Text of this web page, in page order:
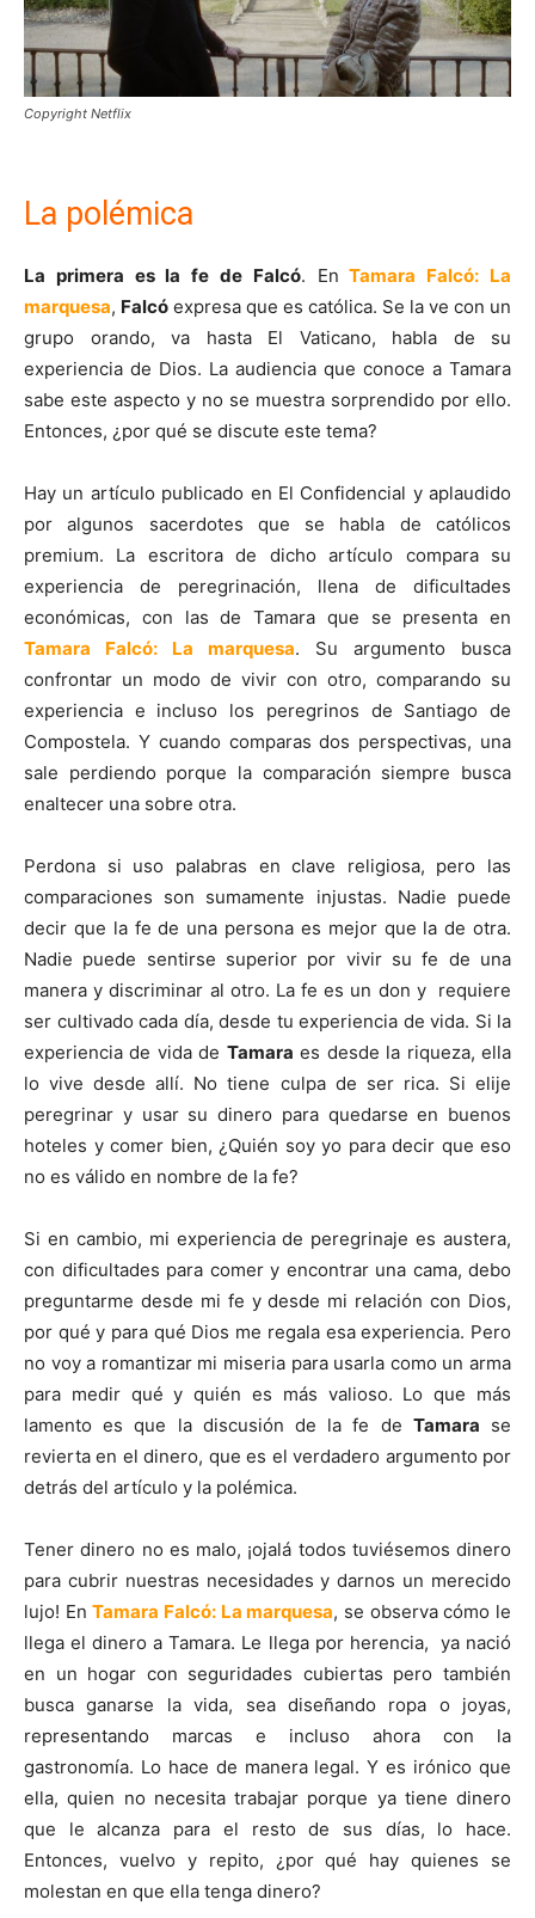
Copyright Netflix
La polémica
La primera es la fe de Falcó. En Tamara Falcó: La
marquesa, Falcó expresa que es católica. Se la ve con un
grupo orando, va hasta El Vaticano, habla de su
experiencia de Dios. La audiencia que conoce a Tamara
sabe este aspecto y no se muestra sorprendido por ello.
Entonces, ¿por qué se discute este tema?
Hay un artículo publicado en El Confidencial y aplaudido
por algunos sacerdotes que se habla de católicos
premium. La escritora de dicho artículo compara su
experiencia de peregrinación, llena de dificultades
económicas, con las de Tamara que se presenta en
Tamara Falcó: La marquesa. Su argumento busca
confrontar un modo de vivir con otro, comparando su
experiencia e incluso los peregrinos de Santiago de
Compostela. Y cuando comparas dos perspectivas, una
sale perdiendo porque la comparación siempre busca
enaltecer una sobre otra.
Perdona si uso palabras en clave religiosa, pero las
comparaciones son sumamente injustas. Nadie puede
decir que la fe de una persona es mejor que la de otra.
Nadie puede sentirse superior por vivir su fe de una
manera y discriminar al otro. La fe es un don y requiere
ser cultivado cada día, desde tu experiencia de vida. Si la
experiencia de vida de Tamara es desde la riqueza, ella
lo vive desde allí. No tiene culpa de ser rica. Si elije
peregrinar y usar su dinero para quedarse en buenos
hoteles y comer bien, ¿Quién soy yo para decir que eso
no es válido en nombre de la fe?
Si en cambio, mi experiencia de peregrinaje es austera,
con dificultades para comer y encontrar una cama, debo
preguntarme desde mi fe y desde mi relación con Dios,
por qué y para qué Dios me regala esa experiencia. Pero
no voy a romantizar mi miseria para usarla como un arma
para medir qué y quién es más valioso. Lo que más
lamento es que la discusión de la fe de Tamara se
revierta en el dinero, que es el verdadero argumento por
detrás del artículo y la polémica.
Tener dinero no es malo, ¡ojalá todos tuviésemos dinero
para cubrir nuestras necesidades y darnos un merecido
lujo! EnTamara Falcó: La marquesa, se observa cómo le
llega el dinero a Tamara. Le llega por herencia, ya nació
en un hogar con seguridades cubiertas pero también
busca ganarse la vida, sea diseñando ropa o joyas,
representando marcas e incluso ahora con la
gastronomía. Lo hace de manera legal. Y es irónico que
ella, quien no necesita trabajar porque ya tiene dinero
que le alcanza para el resto de sus días, lo hace.
Entonces, vuelvo y repito, ¿por qué hay quienes se
molestan en que ella tenga dinero?